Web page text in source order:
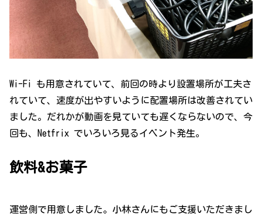
Wi-Fi も用意されていて、前回の時より設置場所が工夫さ
れていて、速度が出やすいように配置場所は改善されてい
ました。だれかが動画を見ていても遅くならないので、今
回も、Netfrix でいろいろ見るイベント発生。
飲料&お菓子
運営側で用意しました。小林さんにもご支援いただきまし